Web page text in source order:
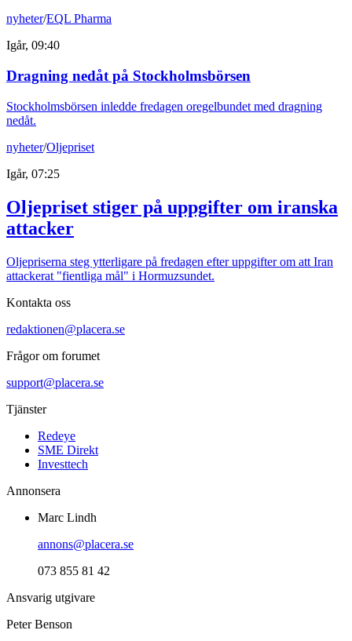
nyheter/EQL Pharma
Igår, 09:40
Dragning nedåt på Stockholmsbörsen
Stockholmsbörsen inledde fredagen oregelbundet med dragning
nedåt.
nyheter/Oljepriset
Igår, 07:25
Oljepriset stiger på uppgifter om iranska
attacker
Oljepriserna steg ytterligare på fredagen efter uppgifter om att Iran
attackerat "fientliga mål" i Hormuzsundet.
Kontakta oss
redaktionen@placera.se
Frågor om forumet
support@placera.se
Tjänster
Redeye
SME Direkt
Investtech
Annonsera
Marc Lindh
annons@placera.se
073 855 81 42
Ansvarig utgivare
Peter Benson